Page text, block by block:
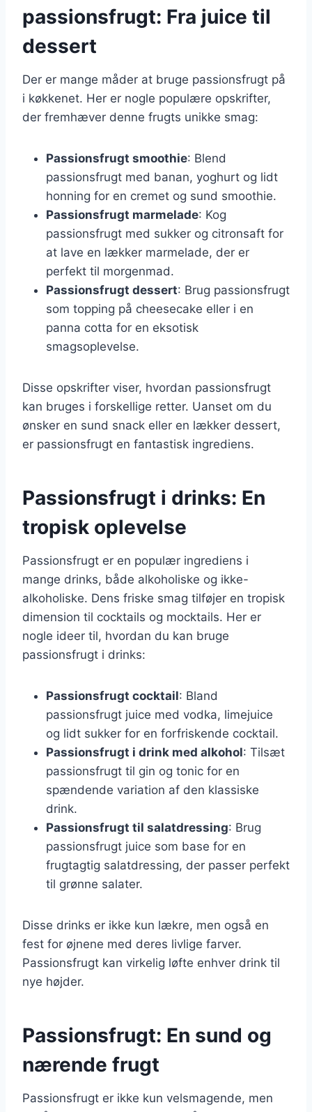
passionsfrugt: Fra juice til
dessert
Der er mange måder at bruge passionsfrugt på
i køkkenet. Her er nogle populære opskrifter,
der fremhæver denne frugts unikke smag:
Passionsfrugt smoothie: Blend
passionsfrugt med banan, yoghurt og lidt
honning for en cremet og sund smoothie.
Passionsfrugt marmelade: Kog
passionsfrugt med sukker og citronsaft for
at lave en lækker marmelade, der er
perfekt til morgenmad.
Passionsfrugt dessert: Brug passionsfrugt
som topping på cheesecake eller i en
panna cotta for en eksotisk
smagsoplevelse.
Disse opskrifter viser, hvordan passionsfrugt
kan bruges i forskellige retter. Uanset om du
ønsker en sund snack eller en lækker dessert,
er passionsfrugt en fantastisk ingrediens.
Passionsfrugt i drinks: En
tropisk oplevelse
Passionsfrugt er en populær ingrediens i
mange drinks, både alkoholiske og ikke-
alkoholiske. Dens friske smag tilføjer en tropisk
dimension til cocktails og mocktails. Her er
nogle ideer til, hvordan du kan bruge
passionsfrugt i drinks:
Passionsfrugt cocktail: Bland
passionsfrugt juice med vodka, limejuice
og lidt sukker for en forfriskende cocktail.
Passionsfrugt i drink med alkohol: Tilsæt
passionsfrugt til gin og tonic for en
spændende variation af den klassiske
drink.
Passionsfrugt til salatdressing: Brug
passionsfrugt juice som base for en
frugtagtig salatdressing, der passer perfekt
til grønne salater.
Disse drinks er ikke kun lækre, men også en
fest for øjnene med deres livlige farver.
Passionsfrugt kan virkelig løfte enhver drink til
nye højder.
Passionsfrugt: En sund og
nærende frugt
Passionsfrugt er ikke kun velsmagende, men